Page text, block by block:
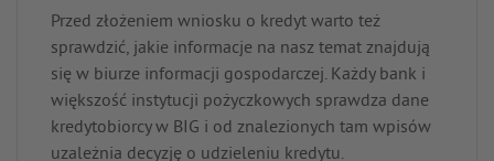
Przed złożeniem wniosku o kredyt warto też
sprawdzić, jakie informacje na nasz temat znajdują
się w biurze informacji gospodarczej. Każdy bank i
większość instytucji pożyczkowych sprawdza dane
kredytobiorcy w BIG i od znalezionych tam wpisów
uzależnia decyzję o udzieleniu kredytu.